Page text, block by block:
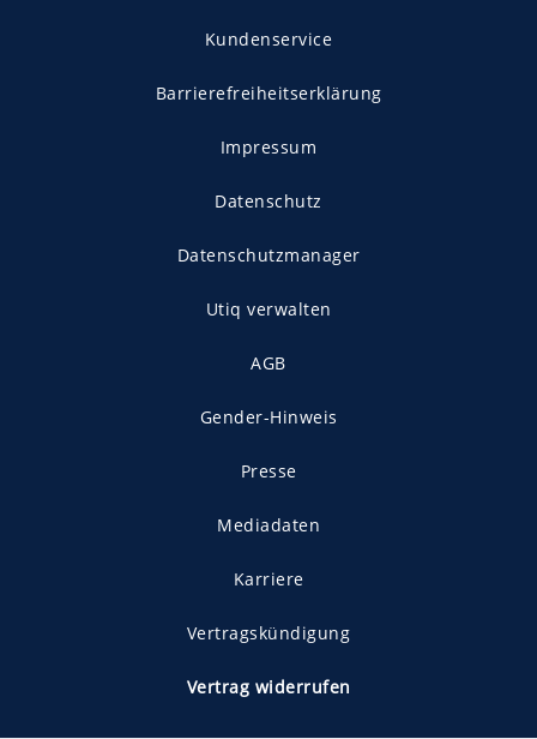
Kundenservice
Barrierefreiheitserklärung
Impressum
Datenschutz
Datenschutzmanager
Utiq verwalten
AGB
Gender-Hinweis
Presse
Mediadaten
Karriere
Vertragskündigung
Vertrag widerrufen